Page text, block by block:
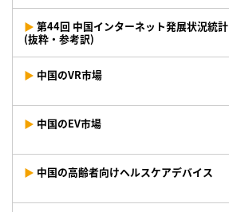
▶ 第44回 中国インターネット発展状況統計
(抜粋・参考訳)
▶ 中国のVR市場
▶ 中国のEV市場
▶ 中国の高齢者向けヘルスケアデバイス